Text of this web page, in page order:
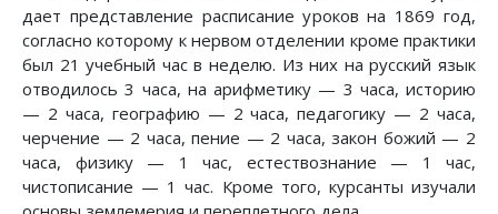
дает представление расписание уроков на 1869 год,
согласно которому к нервом отделении кроме практики
был 21 учебный час в неделю. Из них на русский язык
отводилось 3 часа, на арифметику — 3 часа, историю
— 2 часа, географию — 2 часа, педагогику — 2 часа,
черчение — 2 часа, пение — 2 часа, закон божий — 2
часа, физику — 1 час, естествознание — 1 час,
чистописание — 1 час. Кроме того, курсанты изучали